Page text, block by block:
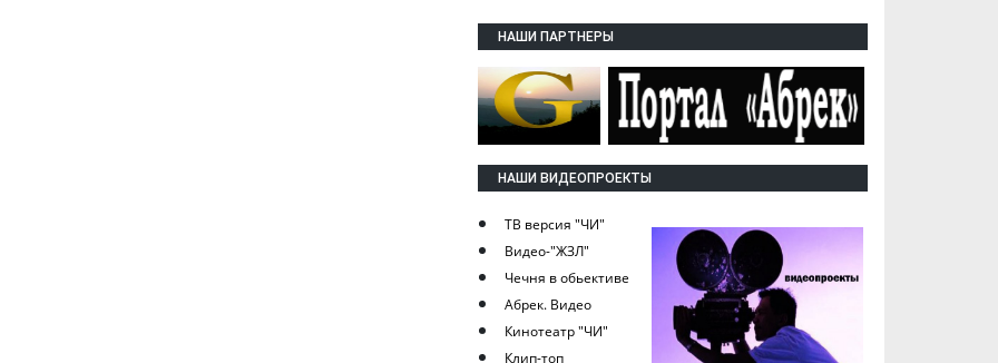
НАШИ ПАРТНЕРЫ
НАШИ ВИДЕОПРОЕКТЫ
ТВ версия "ЧИ"
Видео-"ЖЗЛ"
Чечня в обьективе
Абрек. Видео
Кинотеатр "ЧИ"
Клип-топ